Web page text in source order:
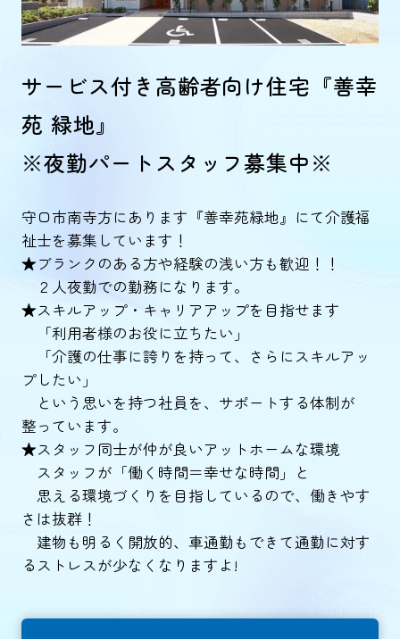
サービス付き高齢者向け住宅『善幸
苑 緑地』
※夜勤パートスタッフ募集中※
守口市南寺方にあります『善幸苑緑地』にて介護福
祉士を募集しています！
★ブランクのある方や経験の浅い方も歓迎！！
２人夜勤での勤務になります。
★スキルアップ・キャリアアップを目指せます
「利用者様のお役に立ちたい」
「介護の仕事に誇りを持って、さらにスキルアッ
プしたい」
という思いを持つ社員を、サポートする体制が
整っています。
★スタッフ同士が仲が良いアットホームな環境
スタッフが「働く時間＝幸せな時間」と
思える環境づくりを目指しているので、働きやす
さは抜群！
建物も明るく開放的、車通勤もできて通勤に対す
るストレスが少なくなりますよ!